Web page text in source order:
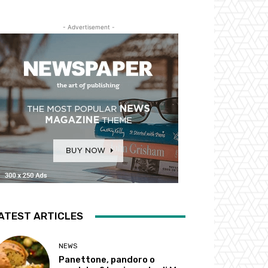
- Advertisement -
ARTICLES
NEWS
Panettone, pandoro o